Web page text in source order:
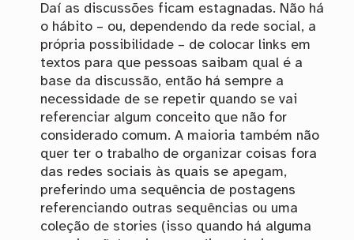
Daí as discussões ficam estagnadas. Não há
o hábito – ou, dependendo da rede social, a
própria possibilidade – de colocar links em
textos para que pessoas saibam qual é a
base da discussão, então há sempre a
necessidade de se repetir quando se vai
referenciar algum conceito que não for
considerado comum. A maioria também não
quer ter o trabalho de organizar coisas fora
das redes sociais às quais se apegam,
preferindo uma sequência de postagens
referenciando outras sequências ou uma
coleção de stories (isso quando há alguma